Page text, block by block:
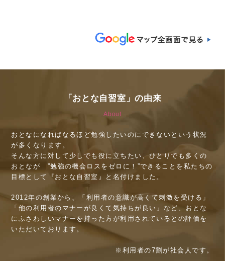
「おとな自習室」の由来
About
おとなになればなるほど勉強したいのにできないという状況
が多くなります。
そんな方に対して少しでも役に立ちたい、ひとりでも多くの
おとなが ”勉強の機会ロスをゼロに！”できることを私たちの
目標として『おとな自習室』と名付けました。
2012年の創業から、「利用者の意識が高くて刺激を受ける」
「他の利用者のマナーが良くて気持ちが良い」など、おとな
にふさわしいマナーを持った方が利用されているとの評価を
いただいております。
※利用者の7割が社会人です。